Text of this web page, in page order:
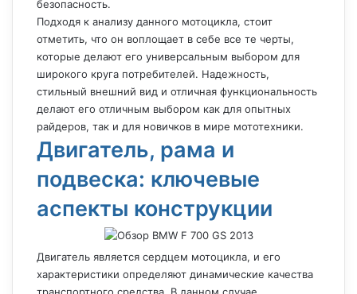
безопасность.
Подходя к анализу данного мотоцикла, стоит
отметить, что он воплощает в себе все те черты,
которые делают его универсальным выбором для
широкого круга потребителей. Надежность,
стильный внешний вид и отличная функциональность
делают его отличным выбором как для опытных
райдеров, так и для новичков в мире мототехники.
Двигатель, рама и
подвеска: ключевые
аспекты конструкции
Двигатель является сердцем мотоцикла, и его
характеристики определяют динамические качества